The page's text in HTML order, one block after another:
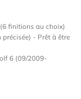
finitions au choix)
- Prêt à être
6 (09/2009-